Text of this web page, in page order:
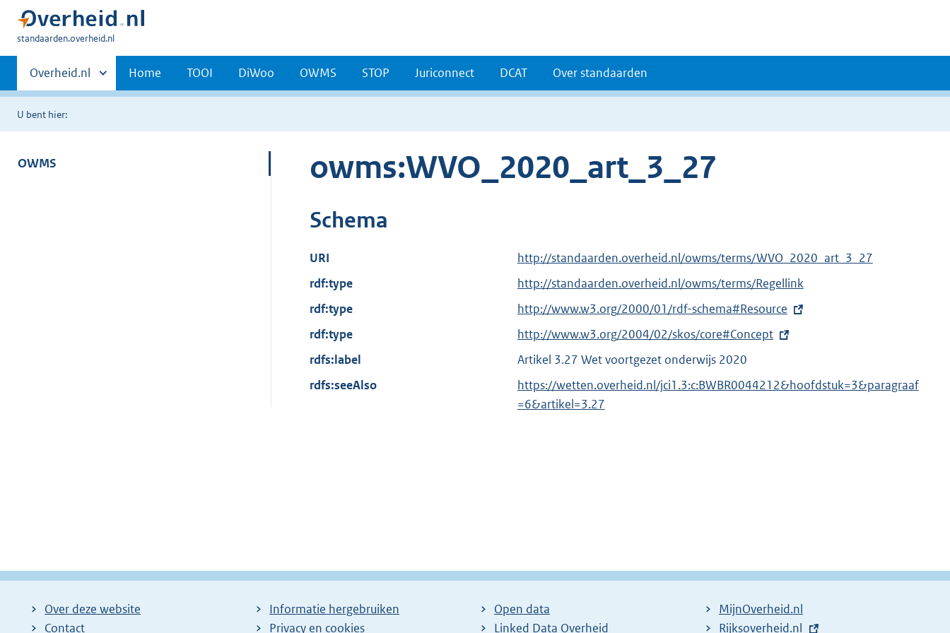
U
hier:
standaarden.overheid.nl
Primaire
navigatie
Andere
sites
binnen
Overheid.nl Home TOOI DiWoo OWMS STOP Juriconnect DCAT Over standaarden
U bent hier:
OWMS owms:WVO_2020_art_3_27
Schema
URI
http://standaarden.overheid.nl/owms/terms/WVO_2020_art_3_27
rdf:type
http://standaarden.overheid.nl/owms/terms/Regellink
rdf:type
E
x
e
r
n
http://www.w3.org/2000/01/rdf-schema#Resource
rdf:type
E
x
e
r
http://www.w3.org/2004/02/skos/core#Concept
rdfs:label
Artikel 3.27 Wet voortgezet onderwijs 2020
rdfs:seeAlso
https://wetten.overheid.nl/jci1.3:c:BWBR0044212&hoofdstuk=3&paragraaf
=6&artikel=3.27
Over deze website
Contact
Informatie hergebruiken
Privacy en cookies
Open data
Linked Data Overheid
MijnOverheid.nl
E
Rijksoverheid.nl